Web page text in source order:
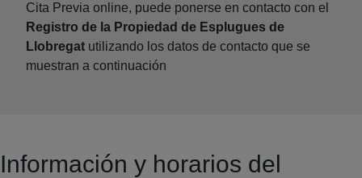
Cita Previa online, puede ponerse en contacto con el
Registro de la Propiedad de Esplugues de
Llobregat utilizando los datos de contacto que se
muestran a continuación
Información y horarios del